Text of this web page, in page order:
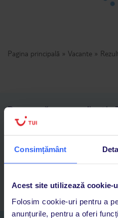
Consimțământ
Acest site utilizează cookie-
Folosim cookie-uri pentru a
anunțurile, pentru a oferi
Pagina principală Vacante
Descarcă acum aplicația
Cauți rapid vacanțe și
Acces la rezervările curente